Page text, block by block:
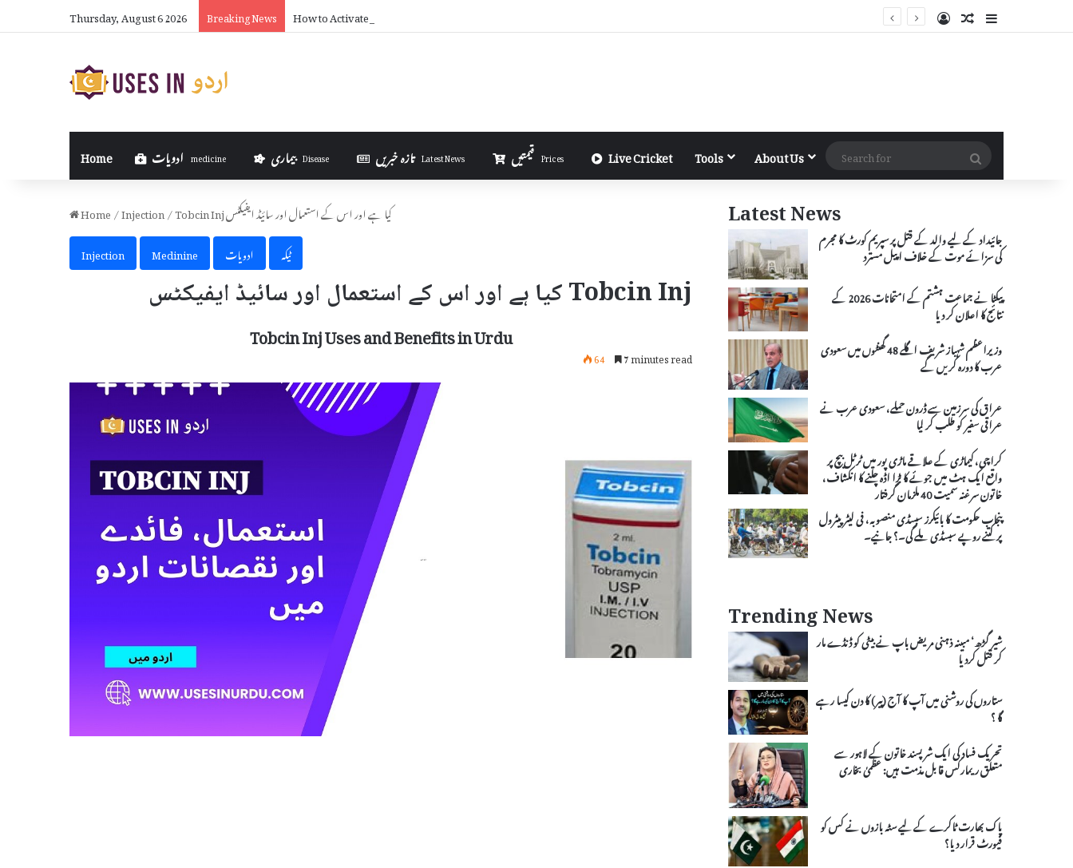
Thursday, August 6 2026 Breaking News How to Activate iPhone Using 3uTools in Urdu Log InRandom Article
Sidebar
Home medicine بیماری Disease تازہ خبریں Latest News Prices Live Cricket Tools About Us
Search
for
Home/Injection/
Tobcin Inj کیا ہے اور اس کے استعمال اور سائیڈ ایفیکٹس
Injection
Medinine ادویات ٹیکہ
Tobcin Inj کیا ہے اور اس کے استعمال اور سائیڈ ایفیکٹس
Tobcin Inj Uses and Benefits in Urdu
64 7 minutes read
Latest News
جائیداد کے لیے والد کے قتل پر سپریم کورٹ کا مجرم
کی سزائے موت کے خلاف اپیل مسترد
پیکٹا نے جماعت ہشتم کے امتحانات 2026 کے
نتائج کا اعلان کر دیا
وزیراعظم شہباز شریف اگلے 48 گھنٹوں میں سعودی
عرب کا دورہ کریں گے
عراق کی سرزمین سے ڈرون حملے، سعودی عرب نے
عراقی سفیر کو طلب کر لیا
کراچی، کیماڑی کے علاقے ماڑی پور میں ٹرٹل بیچ پر
واقع ایک ہٹ میں جوئے کا بڑا اڈہ چلنے کا انکشاف،
خاتون سرغنہ سمیت 40 ملزمان گرفتار
پنجاب حکومت کا بائیکرز سبسڈی منصوبہ، فی لیٹر پیٹرول
پر کتنے روپے سبسڈی ملے گی۔؟ جانیے۔
Trending News
شیر گڑھ‘ مبینہ ذہنی مریض باپ نے بیٹی کو ڈنڈے مار
کر قتل کردیا
ستاروں کی روشنی میں آپ کا آج (پیر) کا دن کیسا رہے
گا ؟
تحریک فساد کی ایک شرپسند خاتون کے لاہور سے
متعلق ریمارکس قابل مذمت ہیں: عظمیٰ بخاری
پاک بھارت ٹاکرے کے لیے سٹہ بازوں نے کس کو
فیورٹ قرار دیا؟